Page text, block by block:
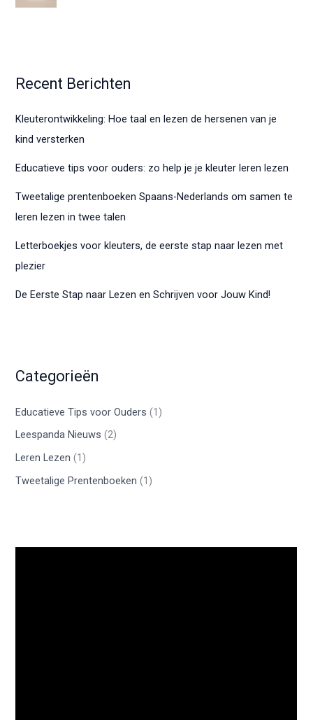
Recent Berichten
Kleuterontwikkeling: Hoe taal en lezen de hersenen van je
kind versterken
Educatieve tips voor ouders: zo help je je kleuter leren lezen
Tweetalige prentenboeken Spaans-Nederlands om samen te
leren lezen in twee talen
Letterboekjes voor kleuters, de eerste stap naar lezen met
plezier
De Eerste Stap naar Lezen en Schrijven voor Jouw Kind!
Categorieën
Educatieve Tips voor Ouders (1)
Leespanda Nieuws (2)
Leren Lezen (1)
Tweetalige Prentenboeken (1)